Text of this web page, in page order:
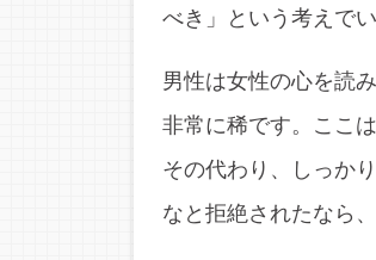
べき」という考えで
男性は女性の心を読
非常に稀です。ここ
その代わり、しっか
なと拒絶されたなら